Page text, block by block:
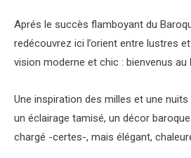
Aprés le succès flamboyant du
redécouvrez ici l’orient entre lustres
vision moderne et chic : bienvenus au
Une inspiration des milles et une
un éclairage tamisé, un décor
chargé -certes-, mais élégant,